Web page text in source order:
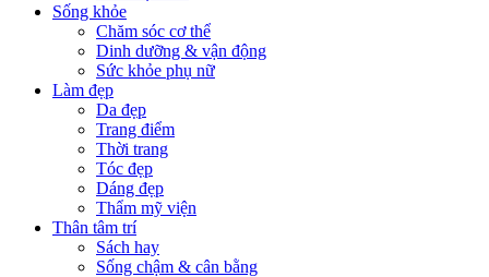
Sống khỏe
Chăm sóc cơ thể
Dinh dưỡng & vận động
Sức khỏe phụ nữ
Làm đẹp
Da đẹp
Trang điểm
Thời trang
Tóc đẹp
Dáng đẹp
Thẩm mỹ viện
Thân tâm trí
Sách hay
Sống chậm & cân bằng